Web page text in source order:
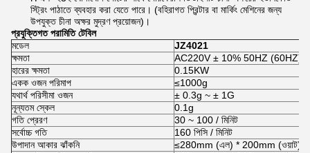
স্ট্রিং পাঠাতে ব্যবহার করা যেতে পারে। (বহিরাগত প্রিন্টার বা মার্কিং মেশিনের জন্য
উপযুক্ত চীনা অক্ষর মুদ্রণ প্রয়োজন)।
প্রযুক্তিগত পরামিতি টেবিল
মডেল
JZ4021
ক্ষমতা
AC220V ± 10% 50HZ (60HZ)
হারের ক্ষমতা
0.15KW
একক ওজন পরিমাপ
≤1000g
যথার্থ পরিসীমা ওজন
± 0.3g ~ ± 1G
নূন্যতম স্কেল
0.1g
গতি প্রেরণ
30 ~ 100 / মিনিট
সর্বোচ্চ গতি
160 পিসি / মিনিট
উপাদান আকার ঝাঁকনি
≤280mm (এল) * 200mm (ওয়াট)